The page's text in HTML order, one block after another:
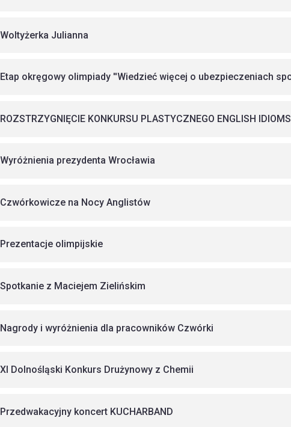
Woltyżerka Julianna
Etap okręgowy olimpiady ''Wiedzieć więcej o ubezpieczeniach
ROZSTRZYGNIĘCIE KONKURSU PLASTYCZNEGO ENGLISH
Wyróżnienia prezydenta Wrocławia
Czwórkowicze na Nocy Anglistów
Prezentacje olimpijskie
Spotkanie z Maciejem Zielińskim
Nagrody i wyróżnienia dla pracowników Czwórki
XI Dolnośląski Konkurs Drużynowy z Chemii
Przedwakacyjny koncert KUCHARBAND